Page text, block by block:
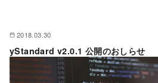
2018.03.30
yStandard v2.0.1 公開のおしらせ